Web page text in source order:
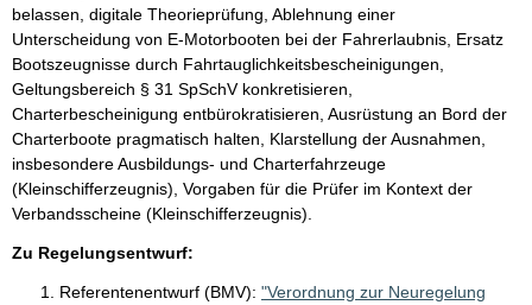
belassen, digitale Theorieprüfung, Ablehnung einer
Unterscheidung von E-Motorbooten bei der Fahrerlaubnis, Ersatz
Bootszeugnisse durch Fahrtauglichkeitsbescheinigungen,
Geltungsbereich § 31 SpSchV konkretisieren,
Charterbescheinigung entbürokratisieren, Ausrüstung an Bord der
Charterboote pragmatisch halten, Klarstellung der Ausnahmen,
insbesondere Ausbildungs- und Charterfahrzeuge
(Kleinschifferzeugnis), Vorgaben für die Prüfer im Kontext der
Verbandsscheine (Kleinschifferzeugnis).
Zu Regelungsentwurf:
Referentenentwurf (BMV): "Verordnung zur Neuregelung